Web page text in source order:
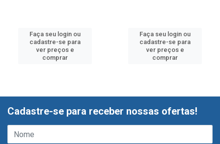
Faça seu login ou
cadastre-se para
ver preços e
comprar
Faça seu login ou
cadastre-se para
ver preços e
comprar
Cadastre-se para receber nossas ofertas!